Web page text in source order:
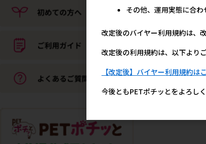
その他、運用実態に合
改定後のバイヤー利用規約は、
改定後の利用規約は、以下より
【改定後】バイヤー利用規約は
今後ともPETポチッとをよろし